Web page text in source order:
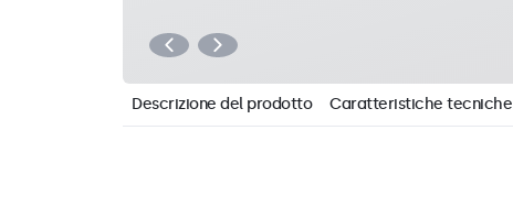
Descrizione del prodotto Caratteristiche tecniche